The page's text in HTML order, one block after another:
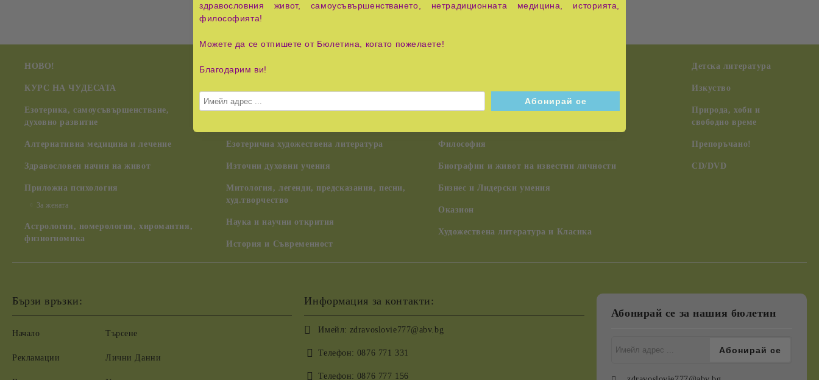
НОВО!
КУРС НА ЧУДЕСАТА
Езотерика, самоусъвършенстване,
духовно развитие
Алтернативна медицина и лечение
Здравословен начин на живот
Приложна психология
За жената
Астрология, номерология, хиромантия,
физиогномика
Радиестезия
Дуно)
Езотерична художествена литература
Източни духовни учения
Митология, легенди, предсказания, песни,
худ.творчество
Наука и научни открития
История и Съвременност
Шаманизъм, индиански учения, древни
Философия
Биографии и живот на известни личности
Бизнес и Лидерски умения
Оказион
Художествена литература и Класика
Детска литература
Изкуство
Природа, хоби и
свободно време
Препоръчано!
CD/DVD
Бързи връзки:
Начало
Рекламации
Търсене
Лични Данни
Информация за контакти:
Имейл: zdravoslovie777@abv.bg
Телефон: 0876 771 331
Телефон: 0876 777 156
Абонирай се за нашия бюлетин
здравословния живот, самоусъвършенстването, нетрадиционната медицина, историята,
философията!
Можете да се отпишете от Бюлетина, когато пожелаете!
Благодарим ви!